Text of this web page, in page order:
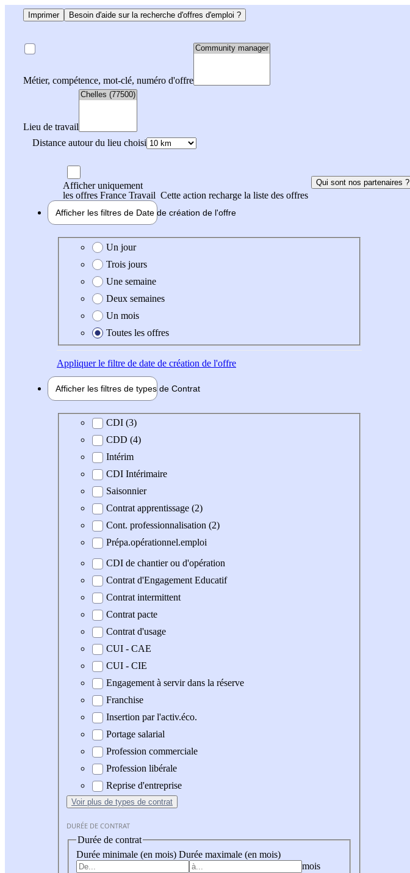
Imprimer Besoin d'aide sur la recherche d'offres d'emploi ?
Métier, compétence, mot-clé, numéro d'offre
Lieu de travail
Distance autour du lieu choisi
Afficher uniquement
les offres France Travail Cette action recharge la liste des offres
Qui sont nos partenaires ?
Afficher les filtres de Date de création de l'offre
Date de création de l'offre
Un jour
Trois jours
Une semaine
Deux semaines
Un mois
Toutes les offres
Appliquerle filtre de date de création de l'offre
Afficher les filtres de types de Contrat
Type de contrat
CDI (3)
CDD (4)
Intérim
CDI Intérimaire
Saisonnier
Contrat apprentissage (2)
Cont. professionnalisation (2)
Prépa.opérationnel.emploi
CDI de chantier ou d'opération
Contrat d'Engagement Educatif
Contrat intermittent
Contrat pacte
Contrat d'usage
CUI - CAE
CUI - CIE
Engagement à servir dans la réserve
Franchise
Insertion par l'activ.éco.
Portage salarial
Profession commerciale
Profession libérale
Reprise d'entreprise
Voir plus de types de contrat
DURÉE DE CONTRAT
Durée de contrat
Durée minimale (en mois) Durée maximale (en mois)
mois